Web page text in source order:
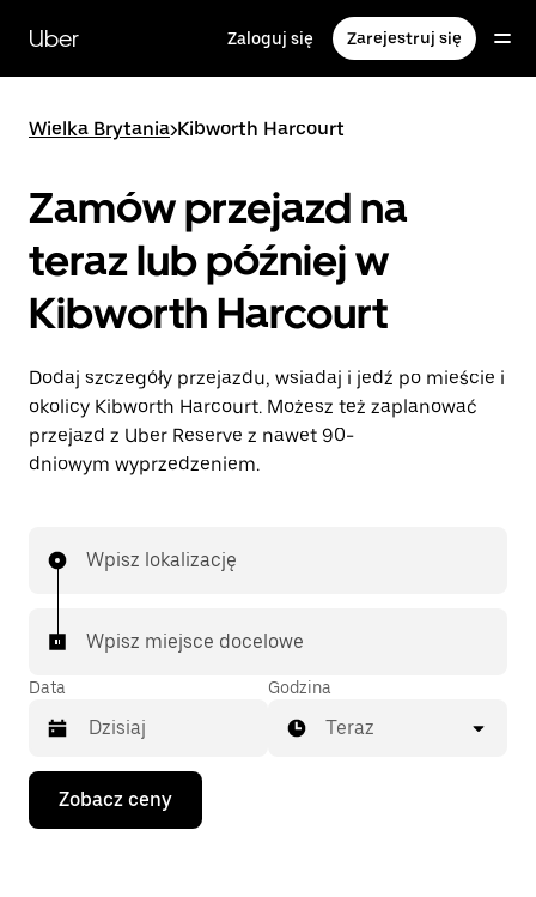
głównej
zawartości
Uber Zaloguj się Zarejestruj się
Wielka Brytania>Kibworth Harcourt
Zamów przejazd na
teraz lub później w
Kibworth Harcourt
Dodaj szczegóły przejazdu, wsiadaj i jedź po mieście i
okolicy Kibworth Harcourt. Możesz też zaplanować
przejazd z Uber Reserve z nawet 90-
dniowym wyprzedzeniem.
Wpisz lokalizację
Wpisz miejsce docelowe
Data
Naciśnij
klawisz
strzałki
Godzina
Teraz
Zobacz ceny